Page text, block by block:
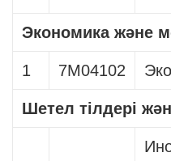
Экономика және
1 7М04102
Шетел тілдері